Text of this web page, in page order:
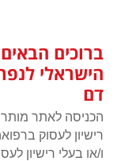
האיגוד
לחץ דם
ברוכים
הישראלי
דם
הכניסה לאתר
רישיון לעסוק
ו/או בעלי רישיון